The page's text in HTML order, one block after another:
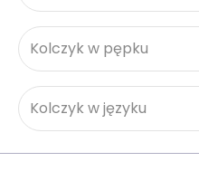
Kolczyk w pępku
Kolczyk w języku